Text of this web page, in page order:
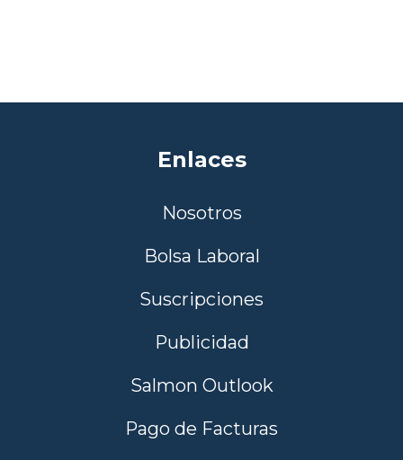
Enlaces
Nosotros
Bolsa Laboral
Suscripciones
Publicidad
Salmon Outlook
Pago de Facturas